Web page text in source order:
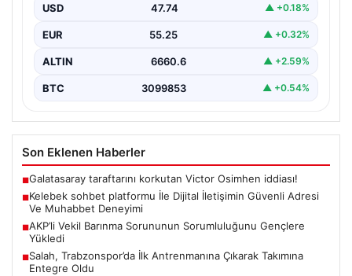
Sanal çağında insanların kaliteli bir biçimde iletişim
Halen pek…
USD 47.74 ▲ +0.18%
EUR 55.25 ▲ +0.32%
ALTIN 6660.6 ▲ +2.59%
BTC 3099853 ▲ +0.54%
Son Eklenen Haberler
■Galatasaray taraftarını korkutan Victor Osimhen iddiası!
■Kelebek sohbet platformu İle Dijital İletişimin Güvenli Adresi
Ve Muhabbet Deneyimi
■AKP’li Vekil Barınma Sorununun Sorumluluğunu Gençlere
Yükledi
■Salah, Trabzonspor’da İlk Antrenmanına Çıkarak Takımına
Entegre Oldu